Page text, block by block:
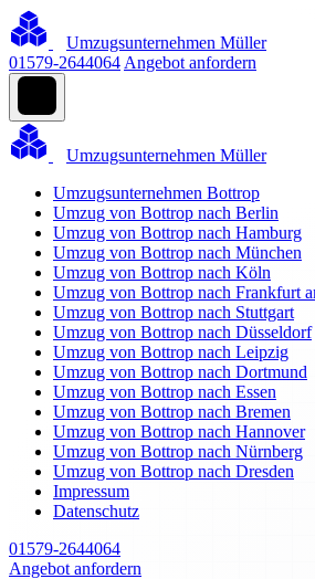
Umzugsunternehmen Müller
01579-2644064 Angebot anfordern
Umzugsunternehmen Müller
Umzugsunternehmen Bottrop
Umzug von Bottrop nach Berlin
Umzug von Bottrop nach Hamburg
Umzug von Bottrop nach München
Umzug von Bottrop nach Köln
Umzug von Bottrop nach Frankfurt
Umzug von Bottrop nach Stuttgart
Umzug von Bottrop nach Düsseldorf
Umzug von Bottrop nach Leipzig
Umzug von Bottrop nach Dortmund
Umzug von Bottrop nach Essen
Umzug von Bottrop nach Bremen
Umzug von Bottrop nach Hannover
Umzug von Bottrop nach Nürnberg
Umzug von Bottrop nach Dresden
Impressum
Datenschutz
01579-2644064
Angebot anfordern